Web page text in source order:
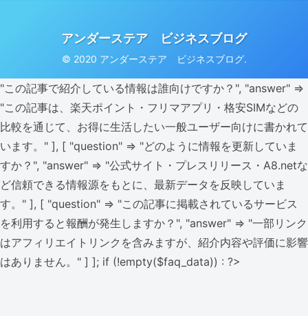
アンダーステア ビジネスブログ
© 2020 アンダーステア ビジネスブログ.
"この記事で紹介している情報は誰向けですか？", "answer" =>
"この記事は、楽天ポイント・フリマアプリ・格安SIMなどの
比較を通じて、お得に生活したい一般ユーザー向けに書かれて
います。" ], [ "question" => "どのように情報を更新していま
すか？", "answer" => "公式サイト・プレスリリース・A8.netな
ど信頼できる情報源をもとに、最新データを反映していま
す。" ], [ "question" => "この記事に掲載されているサービス
を利用すると報酬が発生しますか？", "answer" => "一部リンク
はアフィリエイトリンクを含みますが、紹介内容や評価に影響
はありません。" ] ]; if (!empty($faq_data)) : ?>